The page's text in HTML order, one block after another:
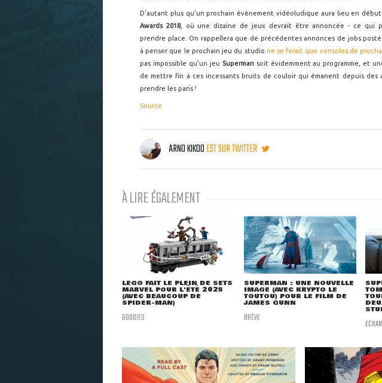
D'autant plus qu'un prochain évènement vidéoludique aura lieu en début
Awards 2018, où une dizaine de jeux devrait être annoncée - ce qui
prendre place. On rappellera que de précédentes annonces de jobs
à penser que le prochain jeu du studio ne se ferait que consoles de
pas impossible qu'un jeu Superman soit évidemment au programme, et
de mettre fin à ces incessants bruits de couloir qui émanent depuis des
prendre les paris !
Source
ARNO KIKOOEST SUR TWITTER
À LIRE ÉGALEMENT
LEGO FAIT LE PLEIN DE SETS
MARVEL POUR L'ÉTÉ 2025
(AVEC BEAUCOUP DE
SPIDER-MAN)
GOODIES
SUPERMAN : UNE NOUVELLE
IMAGE (AVEC KRYPTO LE
TOUTOU) POUR LE FILM DE
JAMES GUNN
BRÈVE